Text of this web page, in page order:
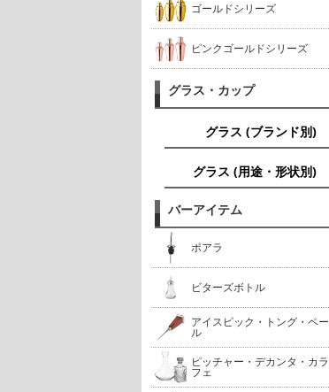
ゴールドシリーズ
ピンクゴールドシリーズ
グラス・カップ
グラス (ブランド別)
グラス (用途・形状別)
バーアイテム
ポアラ
ビターズボトル
アイスピック・トング・ペー
ル
ピッチャー・デカンタ・カラ
フェ